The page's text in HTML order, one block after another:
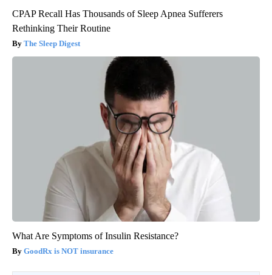
CPAP Recall Has Thousands of Sleep Apnea Sufferers
Rethinking Their Routine
The Sleep Digest
What Are Symptoms of Insulin Resistance?
GoodRx is NOT insurance